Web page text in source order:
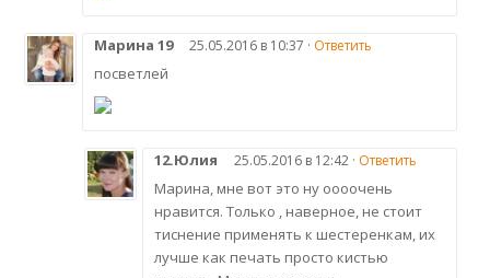
Марина 19 25.05.2016 в 10:37 · Ответить
посветлей
12.Юлия 25.05.2016 в 12:42 · Ответить
Марина, мне вот это ну оооочень
нравится. Только , наверное, не стоит
тиснение применять к шестеренкам, их
лучше как печать просто кистью